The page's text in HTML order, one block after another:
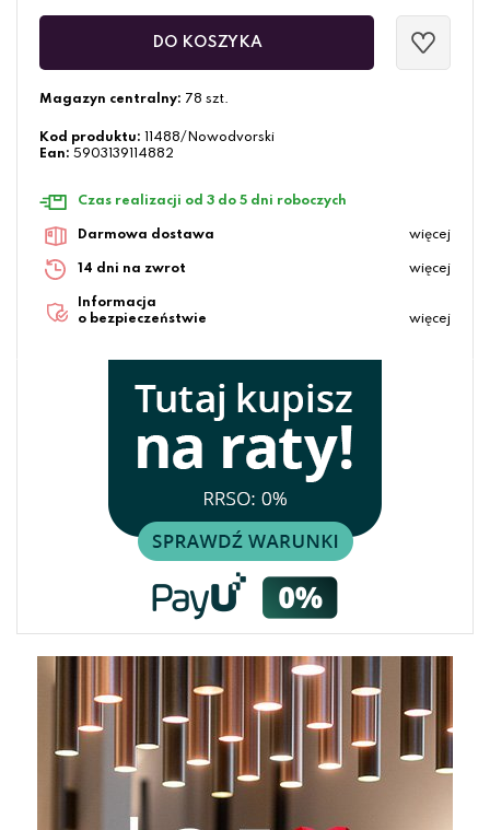
DO KOSZYKA
Magazyn centralny: 78 szt.
Kod produktu:
11488/Nowodvorski
Ean: 5903139114882
Czas realizacji od 3 do 5 dni roboczych
Darmowa dostawa więcej
14 dni na zwrot więcej
Informacja
o bezpieczeństwie
więcej